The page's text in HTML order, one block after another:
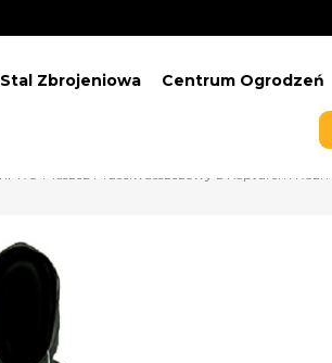
Stal Zbrojeniowa Centrum Ogrodzeń